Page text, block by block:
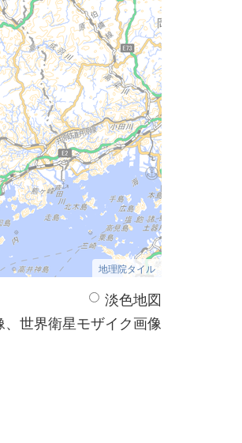
地理院タイル
淡色地図
世界衛星モザイク画像